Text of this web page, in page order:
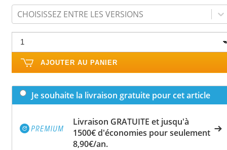
CHOISISSEZ ENTRE LES VERSIONS
AJOUTER AU PANIER
Je souhaite la livraison gratuite pour cet article
Livraison GRATUITE et jusqu'à
1500€ d'économies pour seulement
8,90€/an.